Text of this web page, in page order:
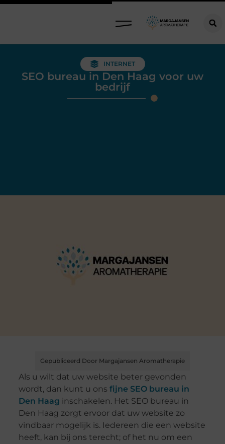
INTERNET
SEO bureau in Den Haag voor uw
bedrijf
Gepubliceerd Door Margajansen Aromatherapie
Als u wilt dat uw website beter gevonden
wordt, dan kunt u ons fijne SEO bureau in
Den Haag inschakelen. Het SEO bureau in
Den Haag zorgt ervoor dat uw website zo
vindbaar mogelijk is. Iedereen die een website
heeft, kan bij ons terecht; of het nu om een